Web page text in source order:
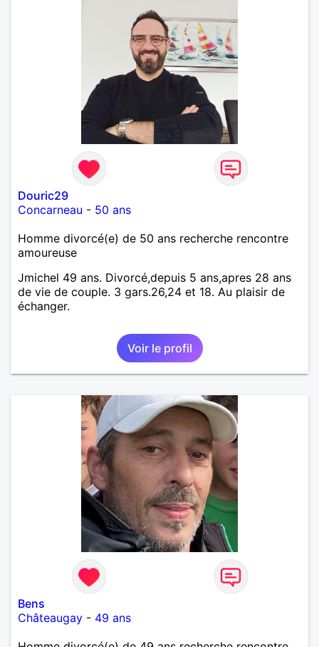
Douric29
Concarneau - 50 ans
Homme divorcé(e) de 50 ans recherche rencontre
amoureuse
Jmichel 49 ans. Divorcé,depuis 5 ans,apres 28 ans
de vie de couple. 3 gars.26,24 et 18. Au plaisir de
échanger.
Voir le profil
Bens
Châteaugay - 49 ans